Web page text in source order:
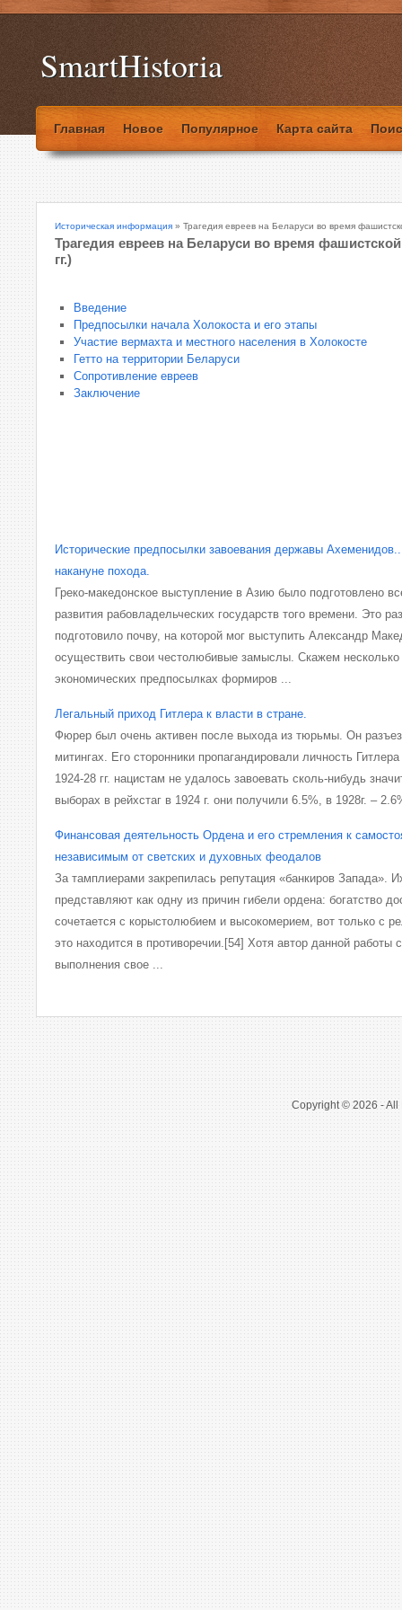
SmartHistoria
Главная Новое Популярное Карта сайта
Историческая информация » Трагедия евреев на Беларуси во время
Трагедия евреев на Беларуси во время фашистской
гг.)
Введение
Предпосылки начала Холокоста и его этапы
Участие вермахта и местного населения в Холокосте
Гетто на территории Беларуси
Сопротивление евреев
Заключение
Исторические предпосылки завоевания державы
накануне похода.
Греко-македонское выступление в Азию было подготовлено
развития рабовладельческих государств того времени. Это
подготовило почву, на которой мог выступить Александр
осуществить свои честолюбивые замыслы. Скажем несколько
экономических предпосылках формиров ...
Легальный приход Гитлера к власти в стране.
Фюрер был очень активен после выхода из тюрьмы. Он
митингах. Его сторонники пропагандировали личность
1924-28 гг. нацистам не удалось завоевать сколь-нибудь
выборах в рейхстаг в 1924 г. они получили 6.5%, в 1928г. –
Финансовая деятельность Ордена и его стремления к
независимым от светских и духовных феодалов
За тамплиерами закрепилась репутация «банкиров Запада».
представляют как одну из причин гибели ордена: богатство
сочетается с корыстолюбием и высокомерием, вот только с
это находится в противоречии.[54] Хотя автор данной работы
выполнения свое ...
Copyright © 2026 - All